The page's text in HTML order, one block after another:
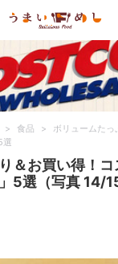
> 食品 >
ボリュームたっ
選
＆お買い得！
5選（写真 14/15